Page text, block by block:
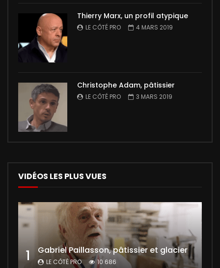
Thierry Marx, un profil atypique
LE CÔTÉ PRO 4 MARS 2019
Christophe Adam, pâtissier
LE CÔTÉ PRO 3 MARS 2019
VIDÉOS LES PLUS VUES
1 Gabriel Paillasson, pâtissier et glacier
LE CÔTÉ PRO 10 686